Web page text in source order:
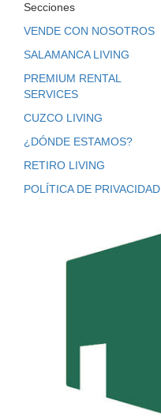
Secciones
VENDE CON NOSOTROS
SALAMANCA LIVING
PREMIUM RENTAL
SERVICES
CUZCO LIVING
¿DÓNDE ESTAMOS?
RETIRO LIVING
POLÍTICA DE PRIVACIDAD